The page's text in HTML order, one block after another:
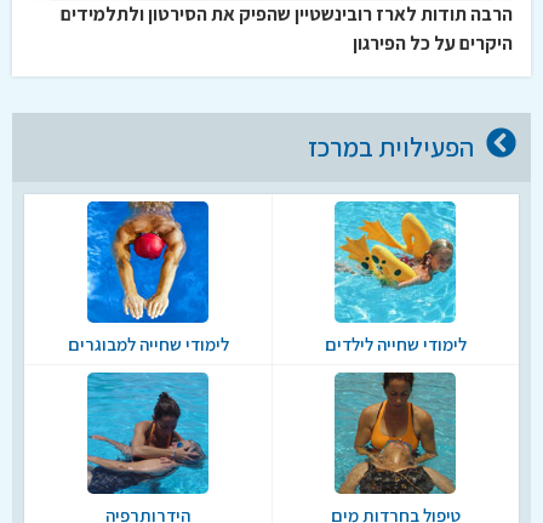
הרבה תודות לארז רובינשטיין שהפיק את הסירטון ולתלמידים
היקרים על כל הפירגון
הפעילוית במרכז
לימודי שחייה לילדים לימודי שחייה למבוגרים
טיפול בחרדות מים הידרותרפיה